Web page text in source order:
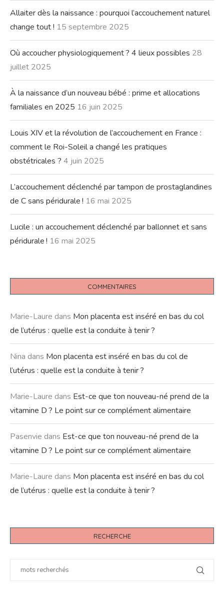
Allaiter dès la naissance : pourquoi l’accouchement naturel
change tout ! 15 septembre 2025
Où accoucher physiologiquement ? 4 lieux possibles 28
juillet 2025
À la naissance d’un nouveau bébé : prime et allocations
familiales en 2025 16 juin 2025
Louis XIV et la révolution de l’accouchement en France :
comment le Roi-Soleil a changé les pratiques
obstétricales ? 4 juin 2025
L’accouchement déclenché par tampon de prostaglandines
de C sans péridurale ! 16 mai 2025
Lucile : un accouchement déclenché par ballonnet et sans
péridurale ! 16 mai 2025
COMMENTAIRES
Marie-Laure dans Mon placenta est inséré en bas du col
de l’utérus : quelle est la conduite à tenir ?
Nina dans Mon placenta est inséré en bas du col de
l’utérus : quelle est la conduite à tenir ?
Marie-Laure dans Est-ce que ton nouveau-né prend de la
vitamine D ? Le point sur ce complément alimentaire
Pasenvie dans Est-ce que ton nouveau-né prend de la
vitamine D ? Le point sur ce complément alimentaire
Marie-Laure dans Mon placenta est inséré en bas du col
de l’utérus : quelle est la conduite à tenir ?
RECHERCHE